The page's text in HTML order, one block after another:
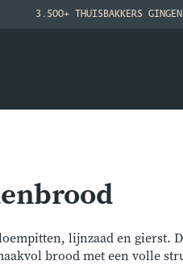
3.500+ THUISBAKKERS
lijnzaad en gierst.
brood met een volle